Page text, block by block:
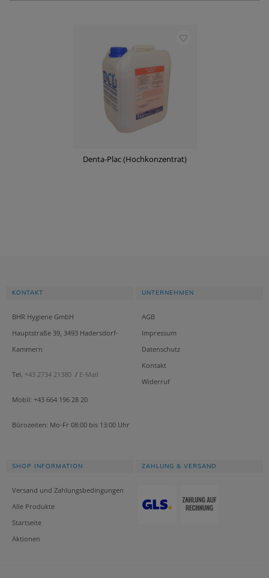
Denta-Plac (Hochkonzentrat)
KONTAKT
BHR Hygiene GmbH
Hauptstraße 39, 3493 Hadersdorf-
Kammern
Tel. +43 2734 21380 / E-Mail
Mobil: +43 664 196 28 20
Bürozeiten: Mo-Fr 08:00 bis 13:00 Uhr
UNTERNEHMEN
AGB
Impressum
Datenschutz
Kontakt
Widerruf
SHOP INFORMATION
Versand und Zahlungsbedingungen
Alle Produkte
Startseite
Aktionen
ZAHLUNG & VERSAND